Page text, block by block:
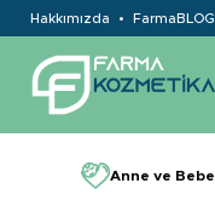
Hakkımızda FarmaBLOG
Anne ve